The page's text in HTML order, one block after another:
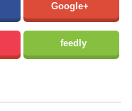
Google+
feedly